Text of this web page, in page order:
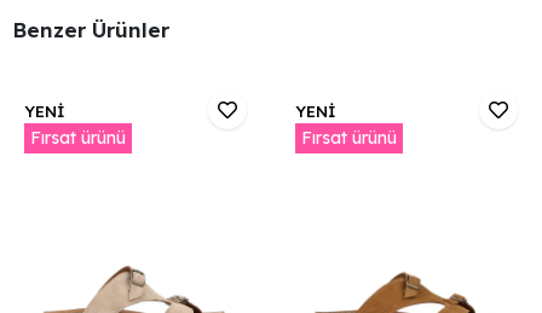
Benzer Ürünler
YENİ
Fırsat ürünü
YENİ
Fırsat ürünü